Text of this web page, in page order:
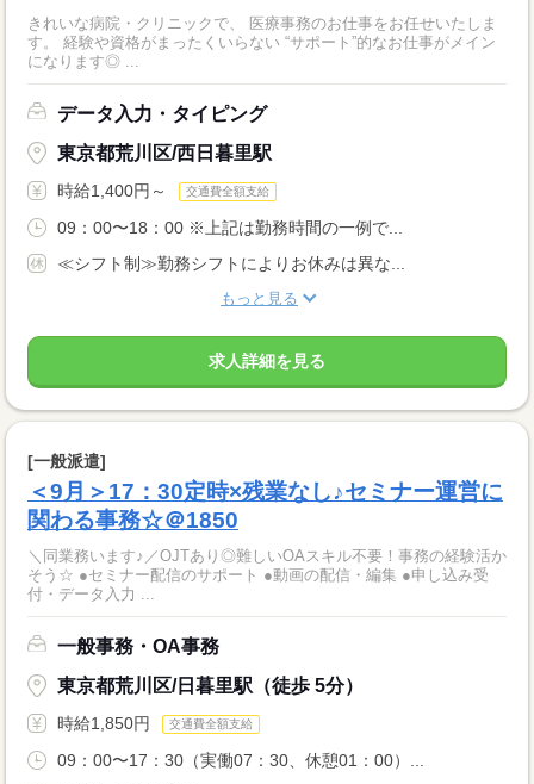
きれいな病院・クリニックで、 医療事務のお仕事をお任せいたしま
す。 経験や資格がまったくいらない “サポート”的なお仕事がメイン
データ入力・タイピング
東京都荒川区/西日暮里駅
時給1,400円～ 交通費全額支給
09：00〜18：00 ※上記は勤務時間の一例で...
≪シフト制≫勤務シフトによりお休みは異な...
もっと見る
求人詳細を見る
[一般派遣]
＜9月＞17：30定時×残業なし♪セミナー運営に
関わる事務☆＠1850
＼同業務います♪／OJTあり◎難しいOAスキル不要！事務の経験活か
そう☆ ●セミナー配信のサポート ●動画の配信・編集 ●申し込み受
付・データ入力 ...
一般事務・OA事務
東京都荒川区/日暮里駅（徒歩 5分）
時給1,850円 交通費全額支給
09：00〜17：30（実働07：30、休憩01：00）...